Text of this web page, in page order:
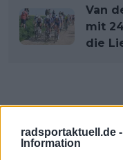
radsportaktuell.de -
Information
Van
mit
die